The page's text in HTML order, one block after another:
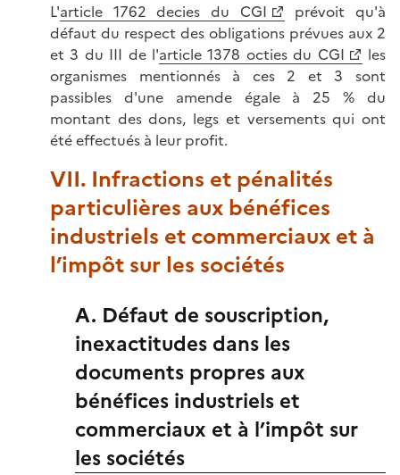
L'article 1762 decies du CGI
prévoit qu'à
défaut du respect des obligations prévues aux 2
et 3 du III de l'article 1378 octies du CGI
les
organismes mentionnés à ces 2 et 3 sont
passibles d'une amende égale à 25 % du
montant des dons, legs et versements qui ont
été effectués à leur profit.
VII. Infractions et pénalités
particulières aux bénéfices
industriels et commerciaux et à
l’impôt sur les sociétés
A. Défaut de souscription,
inexactitudes dans les
documents propres aux
bénéfices industriels et
commerciaux et à l’impôt sur
les sociétés